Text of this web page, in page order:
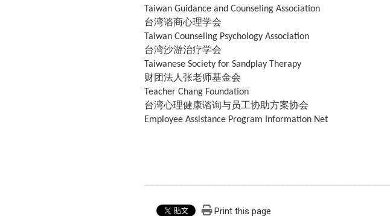
Taiwan Guidance and Counseling Association
台湾谘商心理学会
Taiwan Counseling Psychology Association
台湾沙游治疗学会
Taiwanese Society for Sandplay Therapy
财团法人张老师基金会
Teacher Chang Foundation
台湾心理健康谘询与员工协助方案协会
Employee Assistance Program Information Net
Print this page